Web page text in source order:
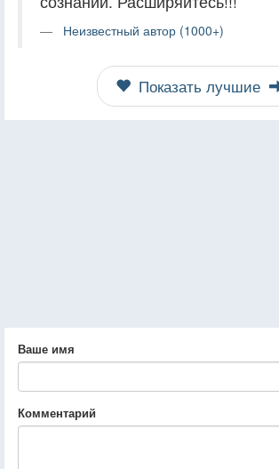
Неизвестный автор (1000+)
Показать лучшие
Ваше имя
Комментарий